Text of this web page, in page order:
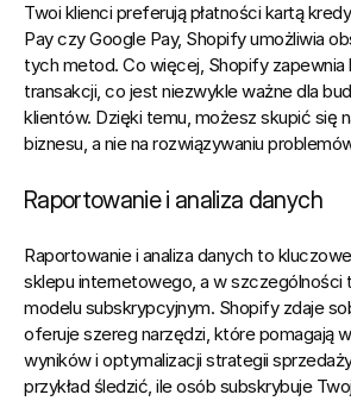
Twoi klienci preferują płatności kartą
Pay czy Google Pay, Shopify umożliwia
tych metod. Co więcej, Shopify
transakcji, co jest niezwykle ważne dla
klientów. Dzięki temu, możesz skupić się
biznesu, a nie na rozwiązywaniu
Raportowanie i analiza danych
Raportowanie i analiza danych to
sklepu internetowego, a w szczególności
modelu subskrypcyjnym. Shopify zdaje
oferuje szereg narzędzi, które pomagają
wyników i optymalizacji strategii
przykład śledzić, ile osób subskrybuje